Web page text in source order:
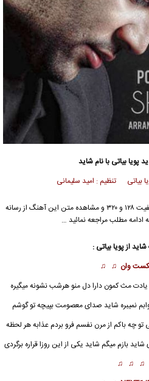
پویا بیاتی با نام شاید
بیاتی تنظیم : امید سلیمانی
با کیفیت ۱۲۸ و ۳۲۰ و مشاهده متن این آهنگ از رسانه
مطلب مراجعه نمائید …
ازپویا بیاتی :
وان ♫ ♫
مث کمون دارا دل منو هرشب نشونه میگیره
نمیبره شاید صدای معصومت بپیچه تو گوشم
چه باکم از مرن نفسم فرو بردم عذابه هر لحظه
بازم میگم شاید یکی از این روزا قراره برگردی
♫ ♫ ♫